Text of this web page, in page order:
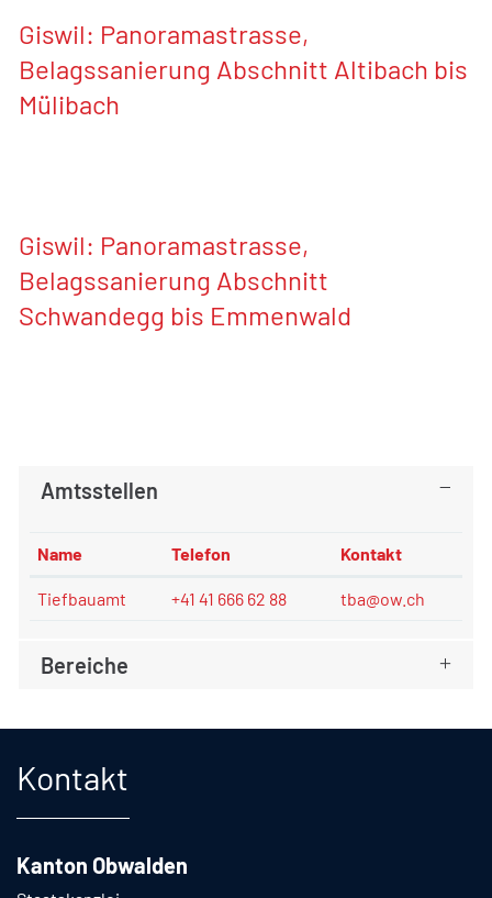
Giswil: Panoramastrasse,
Belagssanierung Abschnitt Altibach bis
Mülibach
Giswil: Panoramastrasse,
Belagssanierung Abschnitt
Schwandegg bis Emmenwald
Amtsstellen
Name Telefon Kontakt
Tiefbauamt +41 41 666 62 88 tba@ow.ch
Bereiche
Kontakt
Kanton Obwalden